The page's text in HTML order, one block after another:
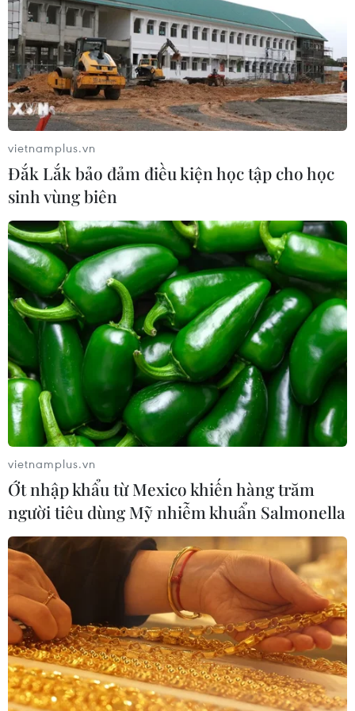
26/07/2026 14:50
"Siêu quần thể" cá voi lưng gù đối
mặt rủi ro hàng hải
26/07/2026 10:27
"Cửa ngõ" để Việt Nam tiến vào thị
trường Tây Phi
26/07/2026 08:55
Nam Phi: Máy bay "hạ cánh" giữa
trung tâm thương mại lớn nhất
Johannesburg
26/07/2026 01:21
Nigeria: Khoảng 50 người bị bắt cóc
được trả tự do sau khi nộp tiền chuộc
25/07/2026 09:29
Nigeria: Máy bay trượt khỏi đường
băng lao vào bụi cây, 68 hành khách
thoát nạn
25/07/2026 03:07
Cairo - thành phố mang màu của sa
mạc
24/07/2026 01:47
vietnamplus.vn
Đắk Lắk bảo đảm điều kiện học tập cho học
sinh vùng biên
vietnamplus.vn
Ớt nhập khẩu từ Mexico khiến hàng trăm
người tiêu dùng Mỹ nhiễm khuẩn Salmonella